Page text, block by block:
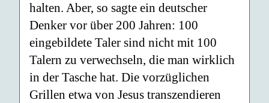
halten. Aber, so sagte ein deutscher
Denker vor über 200 Jahren: 100
eingebildete Taler sind nicht mit 100
Talern zu verwechseln, die man wirklich
in der Tasche hat. Die vorzüglichen
Grillen etwa von Jesus transzendieren